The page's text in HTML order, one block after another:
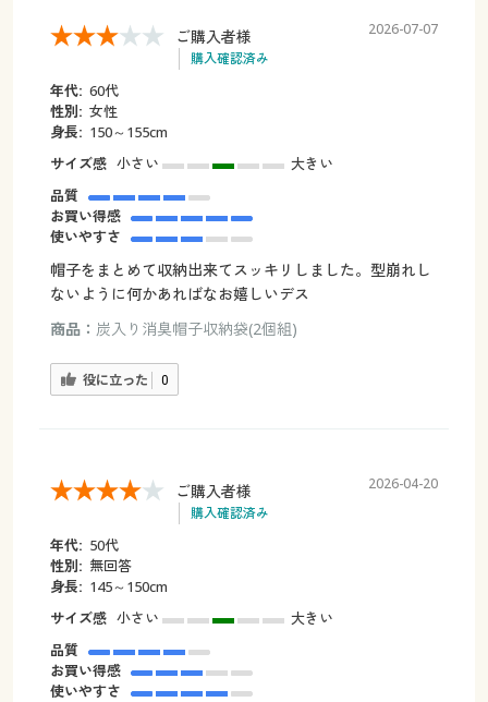
ご購入者様
購入確認済み
2026-07-07
年代: 60代
性別: 女性
身長: 150～155cm
サイズ感 小さい
大きい
品質
お買い得感
使いやすさ
帽子をまとめて収納出来てスッキリしました。型崩れし
ないように何かあればなお嬉しいデス
商品： 炭入り消臭帽子収納袋(2個組)
役に立った 0
ご購入者様
購入確認済み
2026-04-20
年代: 50代
性別: 無回答
身長: 145～150cm
サイズ感 小さい
大きい
品質
お買い得感
使いやすさ